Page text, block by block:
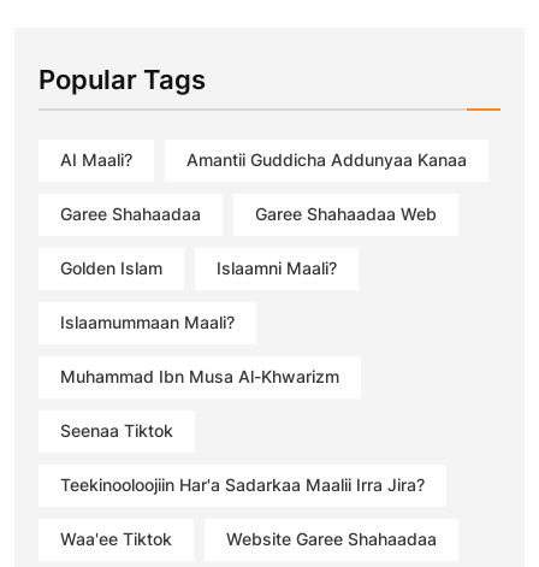
Popular Tags
AI Maali? Amantii Guddicha Addunyaa Kanaa
Garee Shahaadaa Garee Shahaadaa Web
Golden Islam Islaamni Maali?
Islaamummaan Maali?
Muhammad Ibn Musa Al-Khwarizm
Seenaa Tiktok
Teekinooloojiin Har'a Sadarkaa Maalii Irra Jira?
Waa'ee Tiktok Website Garee Shahaadaa